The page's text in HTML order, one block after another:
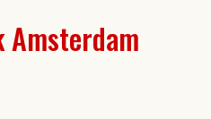
Amsterdam